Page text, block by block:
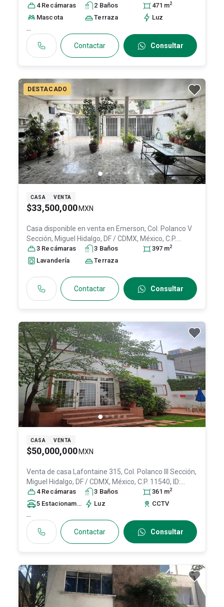
4 Recámaras 2 Baños 471 m2
Mascota Terraza Luz
...
Contactar Consultar
DESTACADO
CASA VENTA
$33,500,000 MXN
Casa disponible en venta en Emerson, Col. Polanco V
Sección, Miguel Hidalgo, DF / CDMX, México, C.P.
11560, ID:28912052
3 Recámaras 3 Baños 397 m2
Lavandería Terraza
Contactar Consultar
CASA VENTA
$50,000,000 MXN
Venta de casa
Lafontaine 315, Col. Polanco III Sección,
Miguel Hidalgo, DF / CDMX, México, C.P. 11540, ID:
31085230
4 Recámaras 3 Baños 361 m2
5 Estacionamiento sLuz CCTV
...
Contactar Consultar